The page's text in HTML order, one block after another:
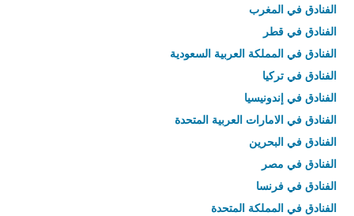
الفنادق في المغرب
الفنادق في قطر
الفنادق في المملكة العربية السعودية
الفنادق في تركيا
الفنادق في إندونيسيا
الفنادق في الامارات العربية المتحدة
الفنادق في البحرين
الفنادق في مصر
الفنادق في فرنسا
الفنادق في المملكة المتحدة